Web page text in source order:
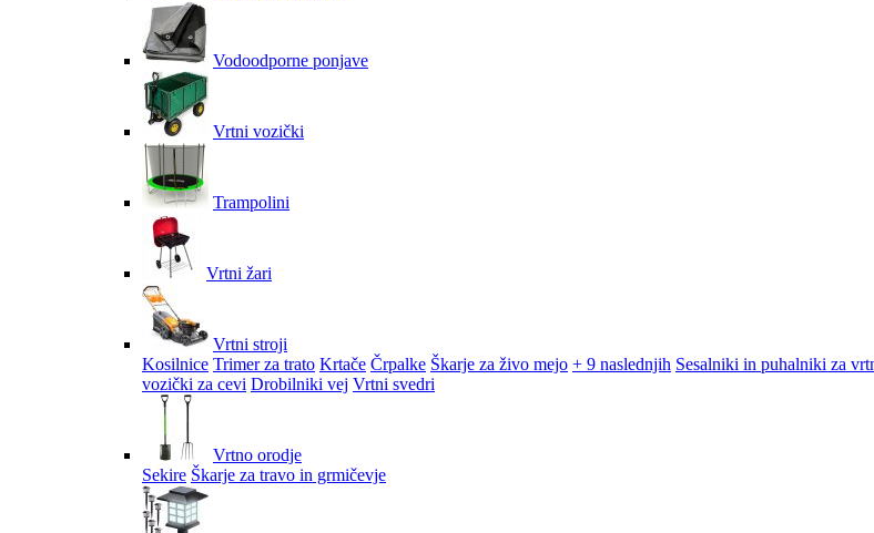
Vodoodporne ponjave
Vrtni vozički
Trampolini
Vrtni žari
Vrtni stroji
Kosilnice Trimer za trato Krtače Črpalke Škarje za živo mejo + 9 naslednjih Sesalniki in puhalniki za
vozički za cevi Drobilniki vej Vrtni svedri
Vrtno orodje
Sekire Škarje za travo in grmičevje